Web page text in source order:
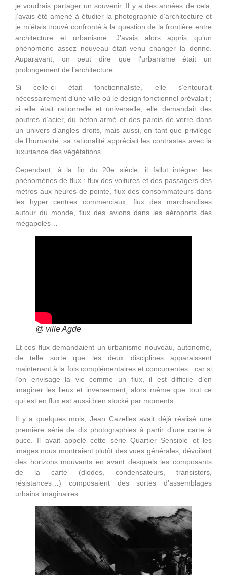
je voudrais partager un souvenir. Il y a des années de cela,
j’avais été amené à étudier la photographie d’architecture et
je m’étais trouvé confronté à la question de la frontière entre
architecture et urbanisme. J’avais alors appris qu’un
phénomène assez nouveau était venu changer la donne.
Auparavant, on peut dire que l’urbanisme était un
prolongement de l’architecture.
Si celle-ci était fonctionnaliste, elle s’entourait
nécessairement d’une ville où le design fonctionnel prévalait ;
si elle était rationnelle et universelle, elle demandait des
poutres d’acier, du béton armé et des parois de verre dans
un univers d’angles droits, mais aussi, en tant que privilège
de l’humanité, sa rationalité appréciait les contrastes avec la
luxuriance des végétations.
Cependant, à la fin du 20e siècle, il fallut intégrer les
phénomènes de flux : flux des voitures et des passagers des
métros aux heures de pointe, flux des consommateurs dans
les hyper centres commerciaux, flux des marchandises
autour du monde, flux des avions dans les aéroports des
mégapoles…
@ ville Agde
Et ces flux demandaient un urbanisme nouveau, autonome,
de telle sorte que les deux disciplines apparaissent
maintenant à la fois complémentaires et concurrentes : car si
l’on envisage la vie comme un flux, il est difficile d’en
imaginer les lieux et inversement, alors même que tout ce
qui est en flux est aussi bien stocké par moments.
Il y a quelques mois, Jean Cazelles avait déjà réalisé une
première série de dix photographies à partir d’une carte à
puce. Il avait appelé cette série Quartier Sensible et les
images nous montraient plutôt des vues générales, dévoilant
des horizons mouvants en avant desquels les composants
de la carte (diodes, condensateurs, transistors,
résistances…) composaient des sortes d’assemblages
urbains imaginaires.